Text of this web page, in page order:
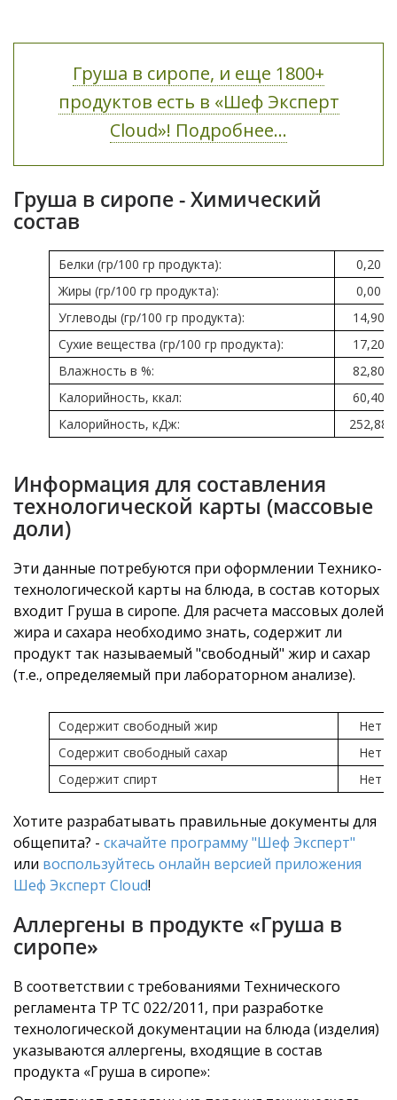
Груша в сиропе, и еще 1800+
продуктов есть в «Шеф Эксперт
Cloud»! Подробнее...
Груша в сиропе - Химический
состав
Белки (гр/100 гр продукта):
0,20
Жиры (гр/100 гр продукта):
0,00
Углеводы (гр/100 гр продукта):
14,90
Сухие вещества (гр/100 гр продукта):
17,20
Влажность в %:
82,80
Калорийность, ккал:
60,40
Калорийность, кДж:
252,88
Информация для составления
технологической карты (массовые
доли)
Эти данные потребуются при оформлении Технико-
технологической карты на блюда, в состав которых
входит Груша в сиропе. Для расчета массовых долей
жира и сахара необходимо знать, содержит ли
продукт так называемый "свободный" жир и сахар
(т.е., определяемый при лабораторном анализе).
Содержит свободный жир
Нет
Содержит свободный сахар
Нет
Содержит спирт
Нет
Хотите разрабатывать правильные документы для
общепита? - скачайте программу "Шеф Эксперт"
или воспользуйтесь онлайн версией приложения
Шеф Эксперт Cloud!
Аллергены в продукте «Груша в
сиропе»
В соответствии с требованиями Технического
регламента ТР ТС 022/2011, при разработке
технологической документации на блюда (изделия)
указываются аллергены, входящие в состав
продукта «Груша в сиропе»: